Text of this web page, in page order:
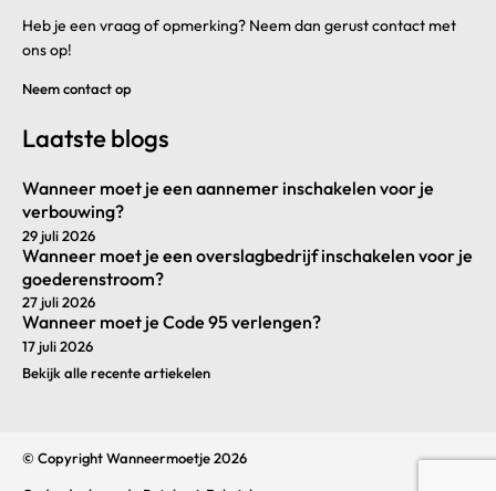
Heb je een vraag of opmerking? Neem dan gerust contact met
ons op!
Neem contact op
Laatste blogs
Wanneer moet je een aannemer inschakelen voor je
verbouwing?
29 juli 2026
Wanneer moet je een overslagbedrijf inschakelen voor je
goederenstroom?
27 juli 2026
Wanneer moet je Code 95 verlengen?
17 juli 2026
Bekijk alle recente artiekelen
© Copyright Wanneermoetje 2026